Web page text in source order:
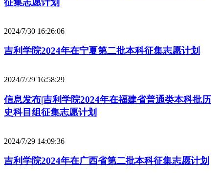
征集志愿计划
2024/7/30 16:26:06
吉利学院2024年在宁夏第二批本科征集志愿计划
2024/7/29 16:58:29
信息发布|吉利学院2024年在福建省普通类本科批历
史科目组征集志愿计划
2024/7/29 14:09:36
吉利学院2024年在广西省第二批本科征集志愿计划